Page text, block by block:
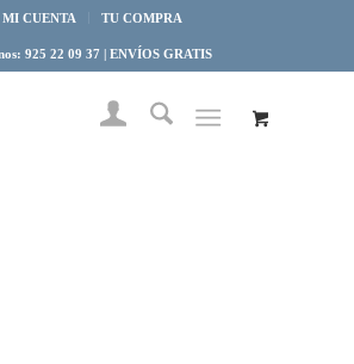
MI CUENTA TU COMPRA
925 22 09 37 | ENVÍOS GRATIS